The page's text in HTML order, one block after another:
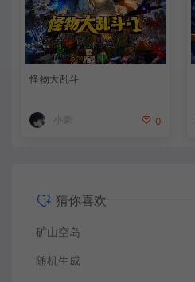
怪物大乱斗
小豪 0
猜你喜欢
矿山空岛
随机生成